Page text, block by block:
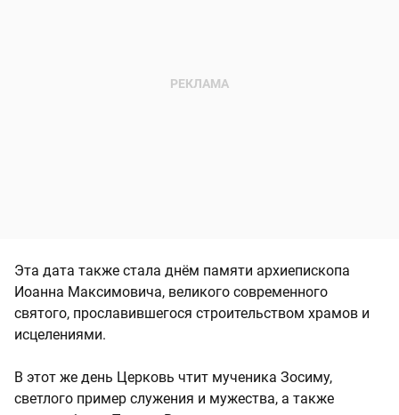
Эта дата также стала днём памяти архиепископа
Иоанна Максимовича, великого современного
святого, прославившегося строительством храмов и
исцелениями.
В этот же день Церковь чтит мученика Зосиму,
светлого пример служения и мужества, а также